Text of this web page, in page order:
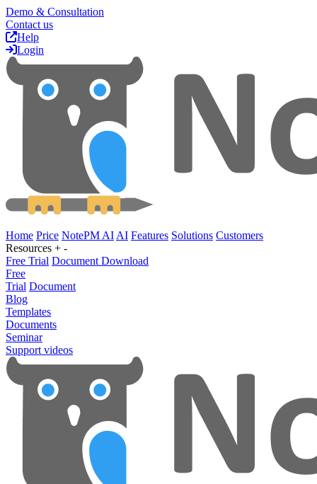
Demo & Consultation
Contact us
Help
Login
Home Price NotePM AI AI Features Solutions Customers
Resources + -
Free Trial Document Download
Free
Trial Document
Blog
Templates
Documents
Seminar
Support videos